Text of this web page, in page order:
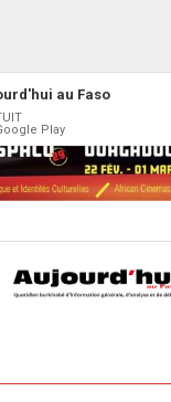
au Faso
Play